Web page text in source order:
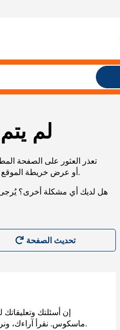
لم
تعذر العثور على الصفحة
URL، أو عرض خريطة الموقع الخاصة بنا لمساعدتك في العثور على ما تريد.
هل لديك أي مشكلة أخرى؟ يُرجى
إن أسئلتك
ماسكوس. نقرأ آراءك، ونرد عليها، بناء على طلبكم في أسرع وقت ممكن.